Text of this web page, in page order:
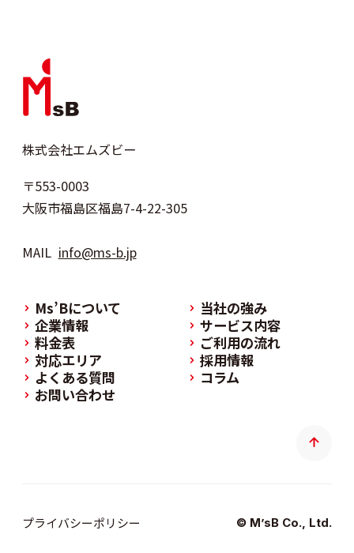
株式会社エムズビー
〒553-0003
大阪市福島区福島7-4-22-305
MAIL info@ms-b.jp
Ms’Bについて
当社の強み
企業情報
サービス内容
料金表
ご利用の流れ
対応エリア
採用情報
よくある質問
コラム
お問い合わせ
プライバシーポリシー © M’sB Co., Ltd.